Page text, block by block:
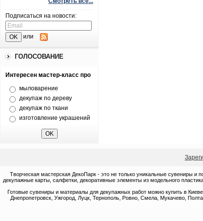
Подписаться на новости:
или
ГОЛОСОВАНИЕ
Интересен мастер-класс про
мыловарение
декупаж по дереву
декупаж по ткани
изготовление украшений
Творческая мастерская ДекоПарк - это не только уникальные сувениры и
декупажные карты, салфетки, декоративные элементы из модельного
Готовые сувениры и материалы для декупажных работ можно купить в
Днепропетровск, Ужгород, Луцк, Тернополь, Ровно, Смела, Мукачево,